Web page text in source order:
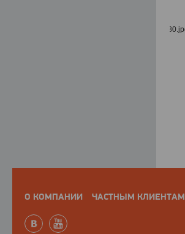
О КОМПАНИИ ЧАСТНЫМ КЛИЕНТАМ